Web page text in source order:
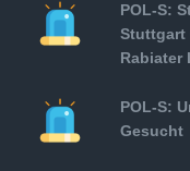
POL-S:
Stuttgart
Rabiater
POL-S:
Gesucht